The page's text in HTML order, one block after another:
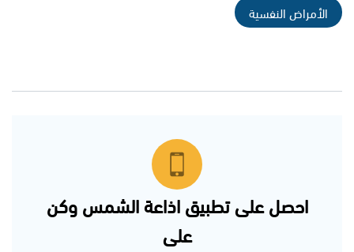
الأمراض النفسية
احصل على تطبيق اذاعة الشمس وكن
على